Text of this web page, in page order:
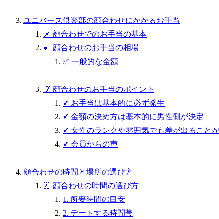
ユニバース倶楽部の顔合わせにかかるお手当
📌 顔合わせでのお手当の基本
💴 顔合わせのお手当の相場
✅ 一般的な金額
💡 顔合わせのお手当のポイント
✔ お手当は基本的に必ず発生
✔ 金額の決め方は基本的に男性側が決定
✔ 女性のランクや雰囲気でも差が出ること
✔ 会員からの声
顔合わせの時間と場所の選び方
⏰ 顔合わせの時間の選び方
1. 所要時間の目安
2. デートする時間帯